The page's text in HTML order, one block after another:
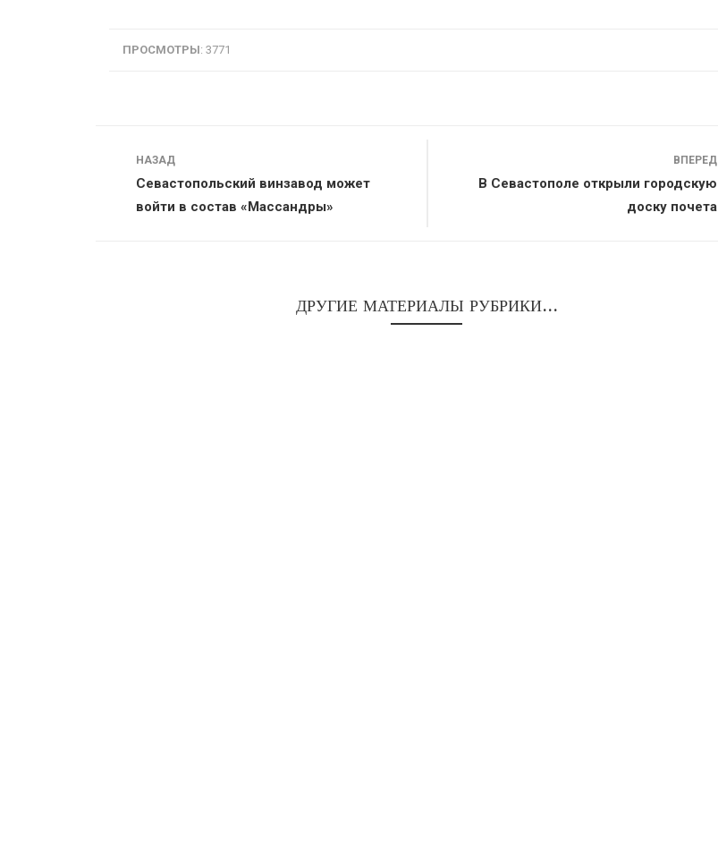
ПРОСМОТРЫ: 3771
Навигация
НАЗАД
Севастопольский винзавод может
войти в состав «Массандры»
ВПЕРЕД
В Севастополе открыли городскую
доску почета
ДРУГИЕ МАТЕРИАЛЫ РУБРИКИ...